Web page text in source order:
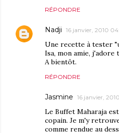
RÉPONDRE
Nadji 16 janvier, 2010
Une recette à tester
Isa, mon amie, j'adore
A bientôt.
RÉPONDRE
Jasmine 16 janvier,
Le Buffet Maharaja
copain. Je m'y
comme rendue au